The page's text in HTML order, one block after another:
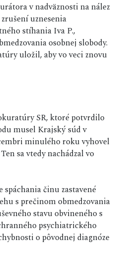
v nadväznosti na nález
uznesenia
stíhania Iva P.,
osobnej slobody.
uložil, aby vo veci znovu
SR, ktoré potvrdilo
musel Krajský súd v
minulého roku vyhovel
sa vtedy nachádzal vo
činu zastavené
s prečinom obmedzovania
stavu obvineného s
psychiatrického
o pôvodnej diagnóze